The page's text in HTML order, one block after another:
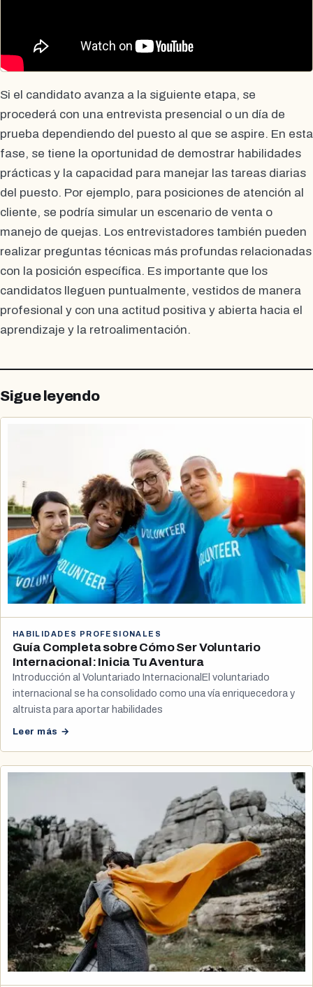
Si el candidato avanza a la siguiente etapa, se
procederá con una entrevista presencial o un día de
prueba dependiendo del puesto al que se aspire. En esta
fase, se tiene la oportunidad de demostrar habilidades
prácticas y la capacidad para manejar las tareas diarias
del puesto. Por ejemplo, para posiciones de atención al
cliente, se podría simular un escenario de venta o
manejo de quejas. Los entrevistadores también pueden
realizar preguntas técnicas más profundas relacionadas
con la posición específica. Es importante que los
candidatos lleguen puntualmente, vestidos de manera
profesional y con una actitud positiva y abierta hacia el
aprendizaje y la retroalimentación.
Sigue leyendo
HABILIDADES PROFESIONALES
Guía Completa sobre Cómo Ser Voluntario
Internacional: Inicia Tu Aventura
Introducción al Voluntariado InternacionalEl voluntariado
internacional se ha consolidado como una vía enriquecedora y
altruista para aportar habilidades
Leer más →